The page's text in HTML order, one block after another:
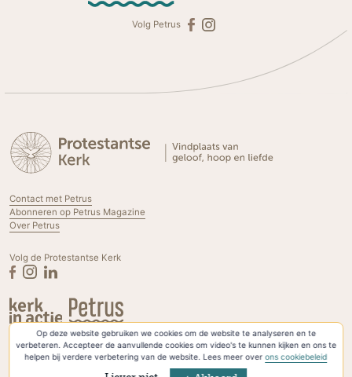
Op deze website gebruiken we cookies om de website te analyseren en te
verbeteren. Accepteer de aanvullende cookies om video's te kunnen kijken en ons te
helpen bij verdere verbetering van de website. Lees meer overons cookiebeleid
Volg Petrus
Contact met Petrus
Abonneren op Petrus Magazine
Over Petrus
Volg de Protestantse Kerk
Privacyverklaring & Cookies